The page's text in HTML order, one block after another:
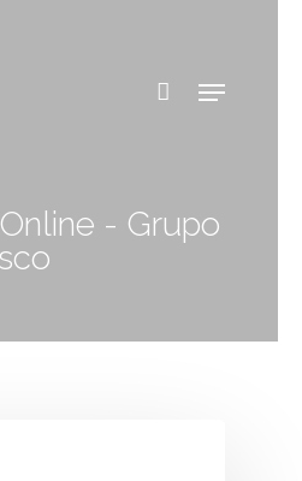
- Grupo